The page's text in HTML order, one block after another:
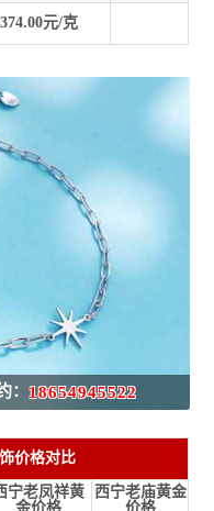
元/克
：18654945522
价格对比
宁老凤祥黄
金价格
西宁老庙黄金
价格